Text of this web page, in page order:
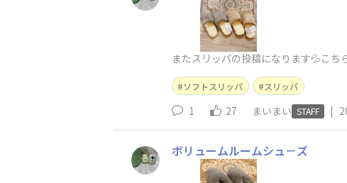
またスリッパの投稿になります💦こ
ソフトスリッパ スリッパ
1 27 まいまい STAFF |
ボリュームルームシュ－ズ